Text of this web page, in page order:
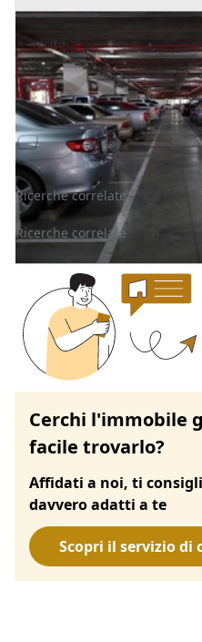
Limena (Padova)
Offerta minima
8.850 € 11.800 €
Codice asta:b8ac6543
Asta chiusa
Ricerche correlate
Ricerche correlate
Cerchi l'immobile
facile trovarlo?
Affidati a noi, ti
davvero adatti a te
Scopri il servizio di